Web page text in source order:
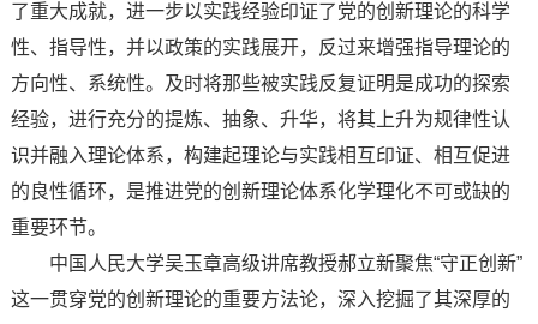
了重大成就，进一步以实践经验印证了党的创新理论的科学
性、指导性，并以政策的实践展开，反过来增强指导理论的
方向性、系统性。及时将那些被实践反复证明是成功的探索
经验，进行充分的提炼、抽象、升华，将其上升为规律性认
识并融入理论体系，构建起理论与实践相互印证、相互促进
的良性循环，是推进党的创新理论体系化学理化不可或缺的
重要环节。
中国人民大学吴玉章高级讲席教授郝立新聚焦“守正创新”
这一贯穿党的创新理论的重要方法论，深入挖掘了其深厚的